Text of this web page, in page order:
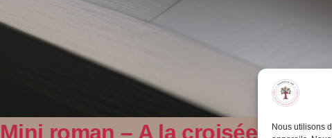
Nous utilisons
Mini roman – A la croisée des